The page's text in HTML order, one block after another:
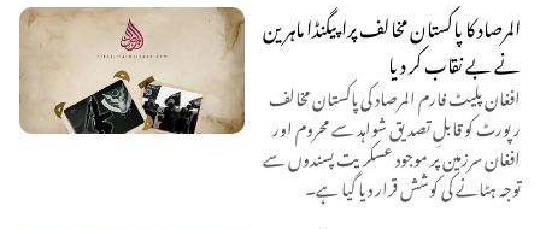
المرصاد کا پاکستان مخالف پراپیگنڈا ماہرین
نے بے نقاب کر دیا
افغان پلیٹ فارم المرصاد کی پاکستان مخالف
رپورٹ کو قابلِ تصدیق شواہد سے محروم اور
افغان سرزمین پر موجود عسکریت پسندوں سے
توجہ ہٹانے کی کوشش قرار دیا گیا ہے۔